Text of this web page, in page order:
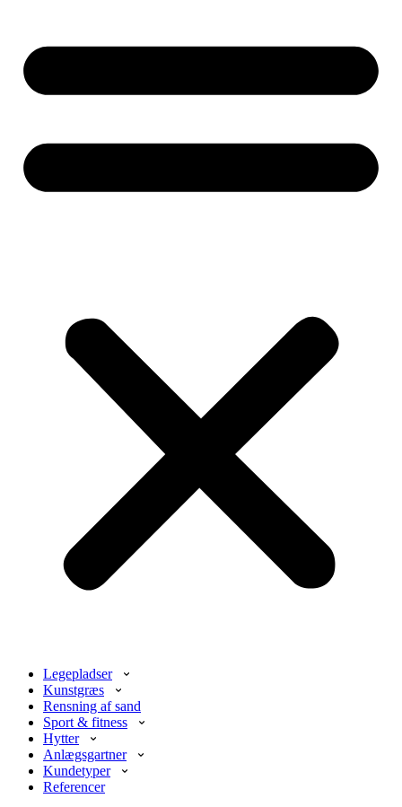
Legepladser
Kunstgræs
Rensning af sand
Sport & fitness
Hytter
Anlægsgartner
Kundetyper
Referencer